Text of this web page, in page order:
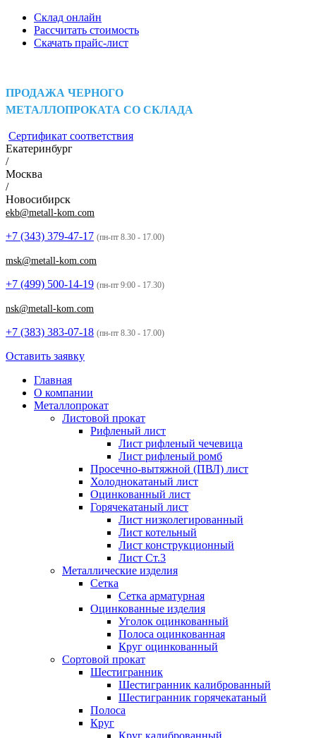
Склад онлайн
Рассчитать стоимость
Скачать прайс-лист
ПРОДАЖА ЧЕРНОГО
МЕТАЛЛОПРОКАТА СО СКЛАДА
Сертификат соответствия
Екатеринбург
/
Москва
/
Новосибирск
ekb@metall-kom.com
+7 (343) 379-47-17 (пн-пт 8.30 - 17.00)
msk@metall-kom.com
+7 (499) 500-14-19 (пн-пт 9:00 - 17.30)
nsk@metall-kom.com
+7 (383) 383-07-18 (пн-пт 8.30 - 17.00)
Оставить заявку
Главная
О компании
Металлопрокат
Листовой прокат
Рифленый лист
Лист рифленый чечевица
Лист рифленый ромб
Просечно-вытяжной (ПВЛ) лист
Холоднокатаный лист
Оцинкованный лист
Горячекатаный лист
Лист низколегированный
Лист котельный
Лист конструкционный
Лист Ст.3
Металлические изделия
Сетка
Сетка арматурная
Оцинкованные изделия
Уголок оцинкованный
Полоса оцинкованная
Круг оцинкованный
Сортовой прокат
Шестигранник
Шестигранник калиброванный
Шестигранник горячекатаный
Полоса
Круг
Круг калиброванный